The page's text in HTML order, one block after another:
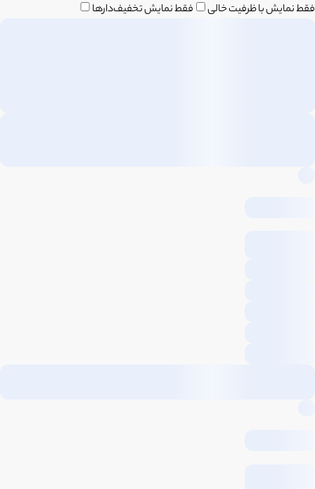
فقط نمایش با ظرفیت خالی فقط نمایش تخفیف‌دارها